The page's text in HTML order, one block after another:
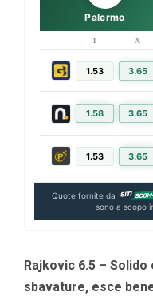
Palermo
1 X
1.53 3.65
1.58 3.65
1.53 3.65
Quote fornite da
sono a scopo
Rajkovic 6.5 –
sbavature, esce